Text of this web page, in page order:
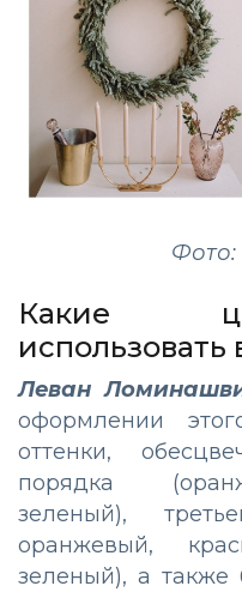
Фото:
Какие
Леван
оформлении
оттенки,
порядка
зеленый),
оранжевый,
зеленый), а также